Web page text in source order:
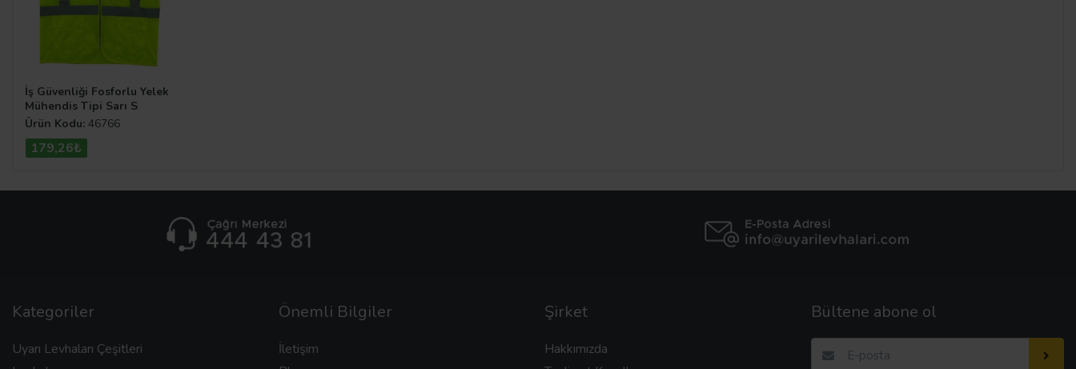
İş Güvenliği Fosforlu Yelek
Mühendis Tipi Sarı S
Ürün Kodu: 46766
179,26₺
Kategoriler
Uyarı Levhaları Çeşitleri
Önemli Bilgiler
İletişim
Şirket
Hakkımızda
Bültene abone ol